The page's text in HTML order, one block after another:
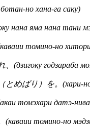
но хана-га саку)
нана яма нана тани
томино-но
(дзигоку годзараба
めばり）を。(хари-
томэхари датэ-нива
томино-но